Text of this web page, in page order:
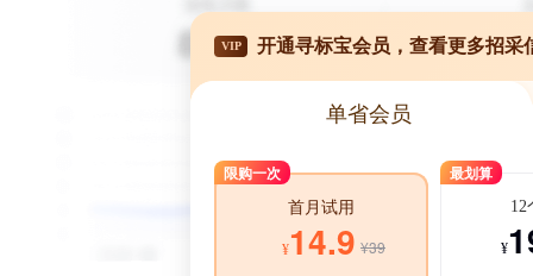
VIP 开通寻标宝会员，查看更多招采
单省会员
限购一次
首月试用
¥14.9 ¥39
最划算
12
¥